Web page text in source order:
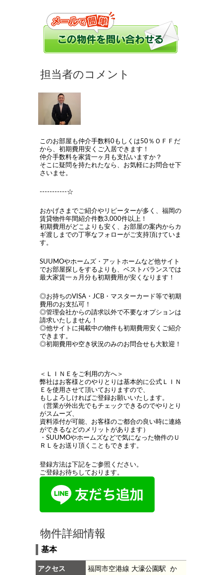
このお部屋も仲介手数料0もしくは50％ＯＦＦだ
から、初期費用安くご入居できます！
仲介手数料を家賃一ヶ月も支払いますか？
そこに疑問を持たれたなら、お気軽にお問合せ下
さいませ。
-----------☆
おかげさまでご紹介やリピーターが多く、福岡の
賃貸物件年間紹介件数3,000件以上！
初期費用がどこよりも安く、お部屋の案内からカ
ギ渡しまでの丁寧なフォローがご支持頂けていま
す。
SUUMOやホームズ・アットホームなど他サイト
でお部屋探しをするよりも、ベストバランスでは
最大家賃一ヵ月分も初期費用が安くなります！
◎お持ちのVISA・JCB・マスターカード等で初期
費用のお支払可！
◎管理会社からの請求以外で不要なオプションは
請求いたしません！
◎他サイトに掲載中の物件も初期費用安くご紹介
できます。
◎初期費用や空き状況のみのお問合せも大歓迎！
＜ＬＩＮＥをご利用の方へ＞
弊社はお客様とのやりとりは基本的に公式ＬＩＮ
Ｅを使用させて頂いておりますので、
もしよろしければご登録お願いいたします。
（営業が外出先でもチェックできるのでやりとり
がスムーズ、
資料添付が可能、お客様のご都合の良い時に連絡
ができるなどのメリットがあります）
・SUUMOやホームズなどで気になった物件のＵ
ＲＬをお送り頂くこともできます。
登録方法は下記をご参照ください。
ご登録お待ちしております。
物件詳細情報
基本
アクセス
福岡市空港線 大濠公園駅 か